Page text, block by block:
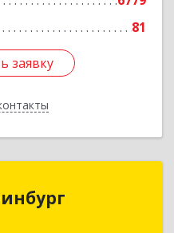
81
заявку
заявку
Екатеринбург
Екатеринбург г, 8